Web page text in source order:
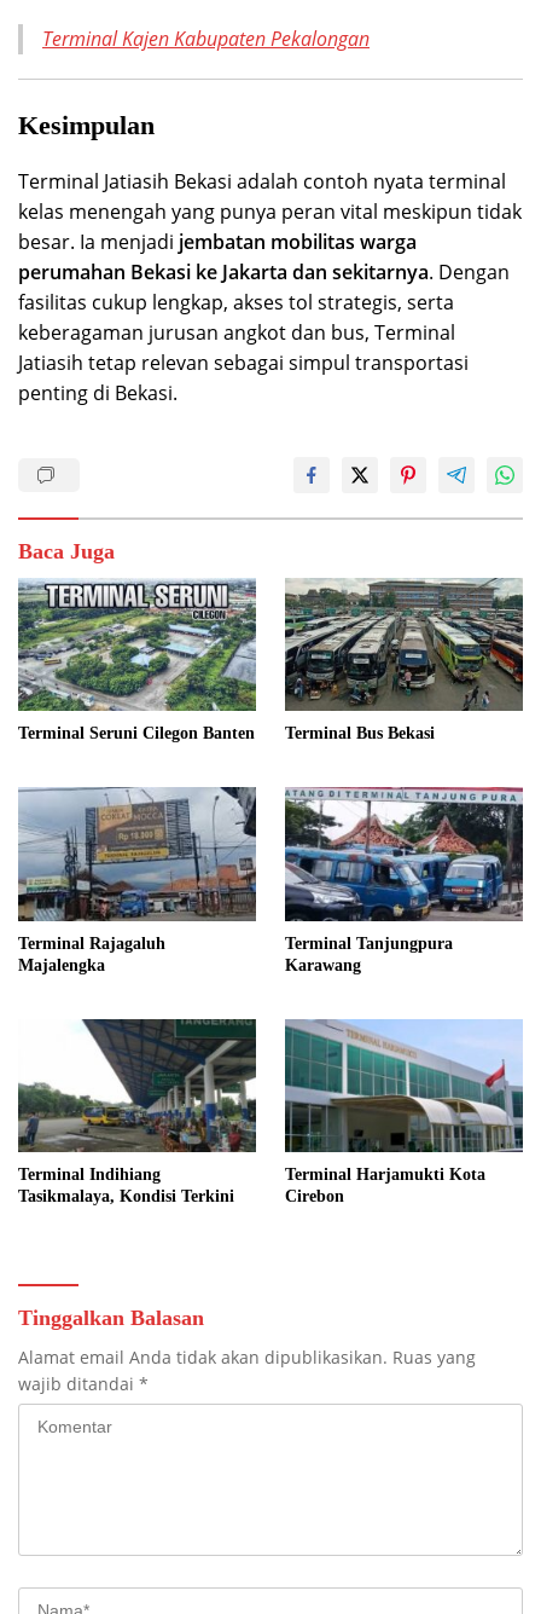
Terminal Kajen Kabupaten Pekalongan
Kesimpulan
Terminal Jatiasih Bekasi adalah contoh nyata terminal
kelas menengah yang punya peran vital meskipun tidak
besar. Ia menjadi jembatan mobilitas warga
perumahan Bekasi ke Jakarta dan sekitarnya. Dengan
fasilitas cukup lengkap, akses tol strategis, serta
keberagaman jurusan angkot dan bus, Terminal
Jatiasih tetap relevan sebagai simpul transportasi
penting di Bekasi.
Baca Juga
Terminal Seruni Cilegon Banten Terminal Bus Bekasi
Terminal Rajagaluh
Majalengka
Terminal Tanjungpura
Karawang
Terminal Indihiang
Tasikmalaya, Kondisi Terkini
Terminal Harjamukti Kota
Cirebon
Tinggalkan Balasan
Alamat email Anda tidak akan dipublikasikan. Ruas yang
wajib ditandai *